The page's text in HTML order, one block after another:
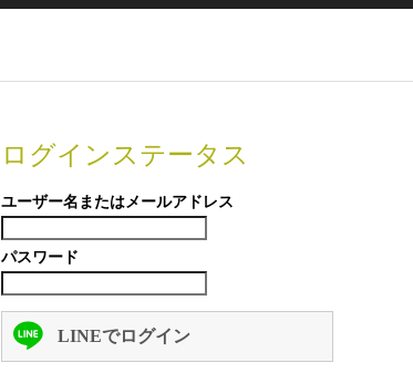
ログインステータス
ユーザー名またはメールアドレス
パスワード
LINEでログイン